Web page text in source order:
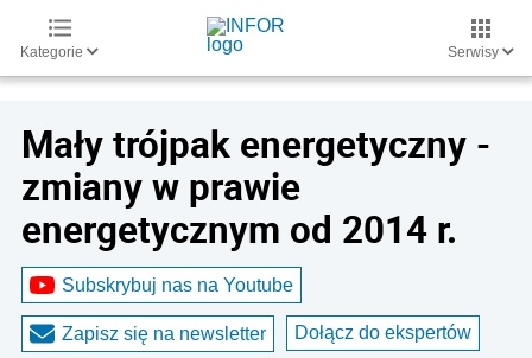
Kategorie Serwisy
Mały trójpak energetyczny -
zmiany w prawie
energetycznym od 2014 r.
Subskrybuj nas na Youtube
Zapisz się na newsletter Dołącz do ekspertów